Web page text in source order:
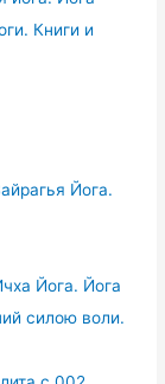
Книги и
Йога.
Йога. Йога
силою воли.